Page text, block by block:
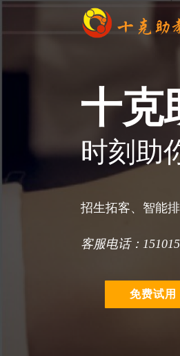
十克
时刻助
专注于教育培训
招生小程序 + 家
招生拓客、智能
客服电话：
免费试用